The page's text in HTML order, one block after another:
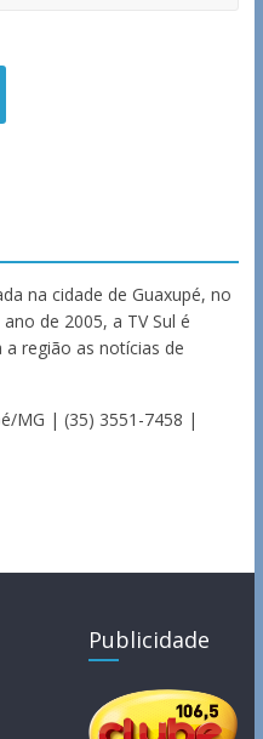
na cidade de Guaxupé, no
de 2005, a TV Sul é
a região as notícias de
MG | (35) 3551-7458 |
Publicidade